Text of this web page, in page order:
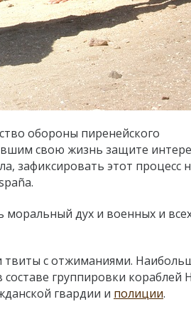
обороны пиренейского
свою жизнь защите
зафиксировать этот процесс
дух и военных и
твиты с отжиманиями.
группировки кораблей
гвардии и полиции.